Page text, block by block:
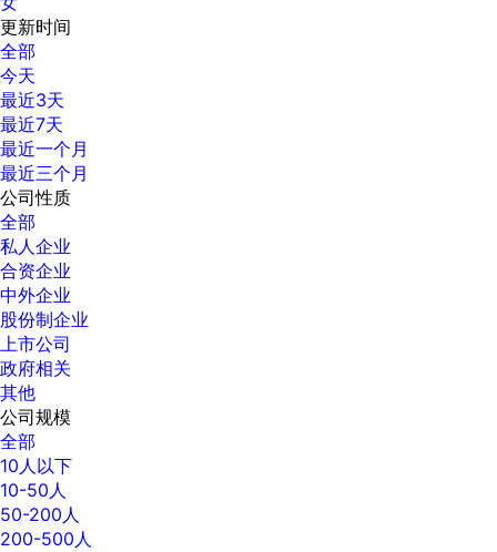
更新时间
全部
今天
最近3天
最近7天
最近一个月
最近三个月
公司性质
全部
私人企业
合资企业
中外企业
股份制企业
上市公司
政府相关
其他
公司规模
全部
10人以下
10-50人
50-200人
200-500人